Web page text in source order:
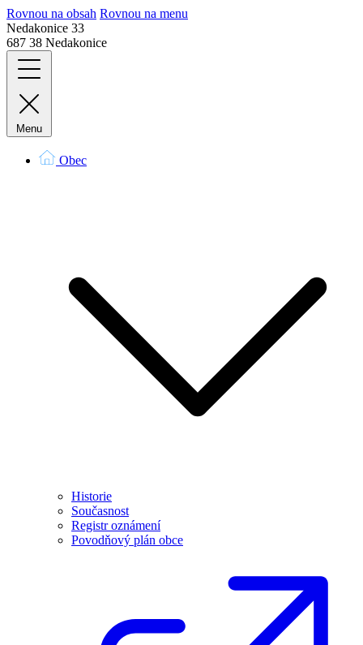
Rovnou na obsah Rovnou na menu
Nedakonice 33
687 38 Nedakonice
Menu
Obec
Historie
Současnost
Registr oznámení
Povodňový plán obce